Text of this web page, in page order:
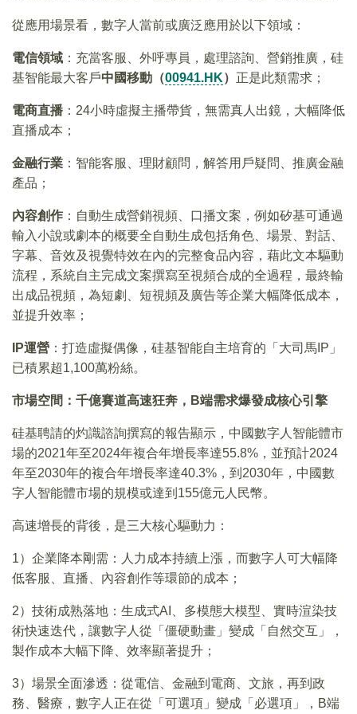
從應用場景看，數字人當前或廣泛應用於以下領域：
電信領域 ：充當客服、外呼專員，處理諮詢、營銷推廣，硅
基智能最大客戶中國移動（00941.HK） 正是此類需求；
電商直播 ：24小時虛擬主播帶貨，無需真人出鏡，大幅降低
直播成本；
金融行業 ：智能客服、理財顧問，解答用戶疑問、推廣金融
產品；
內容創作 ：自動生成營銷視頻、口播文案，例如矽基可通過
輸入小說或劇本的概要全自動生成包括角色、場景、對話、
字幕、音效及視覺特效在內的完整食品內容，藉此文本驅動
流程，系統自主完成文案撰寫至視頻合成的全過程，最終輸
出成品視頻，為短劇、短視頻及廣告等企業大幅降低成本，
並提升效率；
IP運營 ：打造虛擬偶像，硅基智能自主培育的「大司馬IP」
已積累超1,100萬粉絲。
市場空間：千億賽道高速狂奔，B端需求爆發成核心引擎
硅基聘請的灼識諮詢撰寫的報告顯示，中國數字人智能體市
場的2021年至2024年複合年增長率達55.8%，並預計2024
年至2030年的複合年增長率達40.3%，到2030年，中國數
字人智能體市場的規模或達到155億元人民幣。
高速增長的背後，是三大核心驅動力：
1）企業降本剛需：人力成本持續上漲，而數字人可大幅降
低客服、直播、內容創作等環節的成本；
2）技術成熟落地：生成式AI、多模態大模型、實時渲染技
術快速迭代，讓數字人從「僵硬動畫」變成「自然交互」，
製作成本大幅下降、效率顯著提升；
3）場景全面滲透：從電信、金融到電商、文旅，再到政
務、醫療，數字人正在從「可選項」變成「必選項」，B端